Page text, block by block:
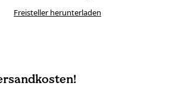
Freisteller herunterladen